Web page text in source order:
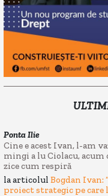
Ponta Ilie
Cine e acest Ivan, l-am
mingi a lu Ciolacu, acum
zice cum respiră
la articolul Bogdan Ivan:
proiect strategic pe care